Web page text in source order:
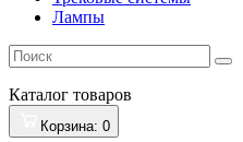
Лампы
Каталог товаров
Корзина: 0